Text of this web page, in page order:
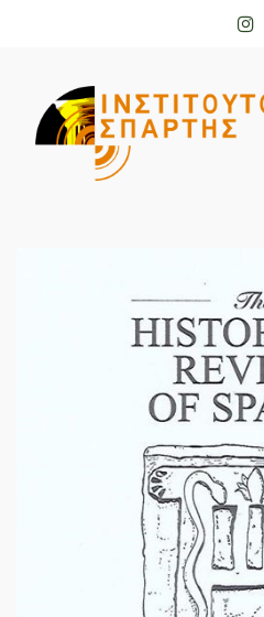
ΤΟ ΙΝΣΤΙΤΟΎΤΟ
ΔΡΑΣΤΗΡΙΌΤΗΤΕΣ
SPARTANET